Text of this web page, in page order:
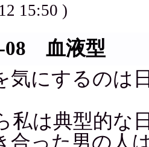
15:50 )
08 血液型
気にするのは
私は典型的な
合った男の人